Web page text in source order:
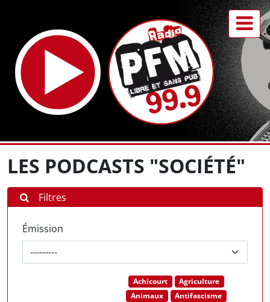
LES PODCASTS "SOCIÉTÉ"
Filtres
Émission
Achicourt
Agriculture
Animaux
Antifascisme